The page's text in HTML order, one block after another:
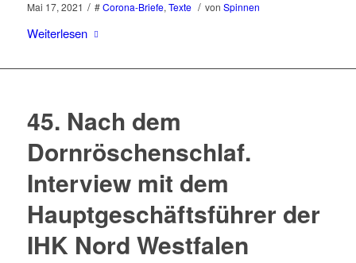
Mai 17, 2021 / #Corona-Briefe, Texte / von Spinnen
Weiterlesen
45. Nach dem
Dornröschenschlaf.
Interview mit dem
Hauptgeschäftsführer der
IHK Nord Westfalen